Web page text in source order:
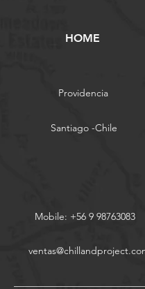
HOME
Providencia
Santiago -Chile
Mobile: +56 9 98763083